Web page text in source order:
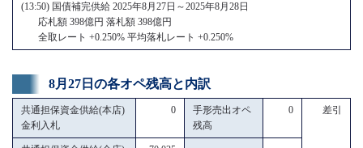
(13:50) 国債補完供給 2025年8月27日～2025年8月28日
応札額 398億円 落札額 398億円
全取レート +0.250% 平均落札レート +0.250%
8月27日の各オペ残高と内訳
共通担保資金供給(本店)
金利入札
0
手形売出オペ
残高
0 差引